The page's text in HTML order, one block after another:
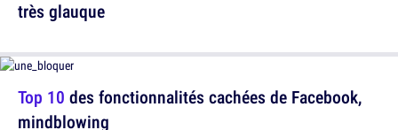
très glauque
Top 10 des fonctionnalités cachées de Facebook,
mindblowing